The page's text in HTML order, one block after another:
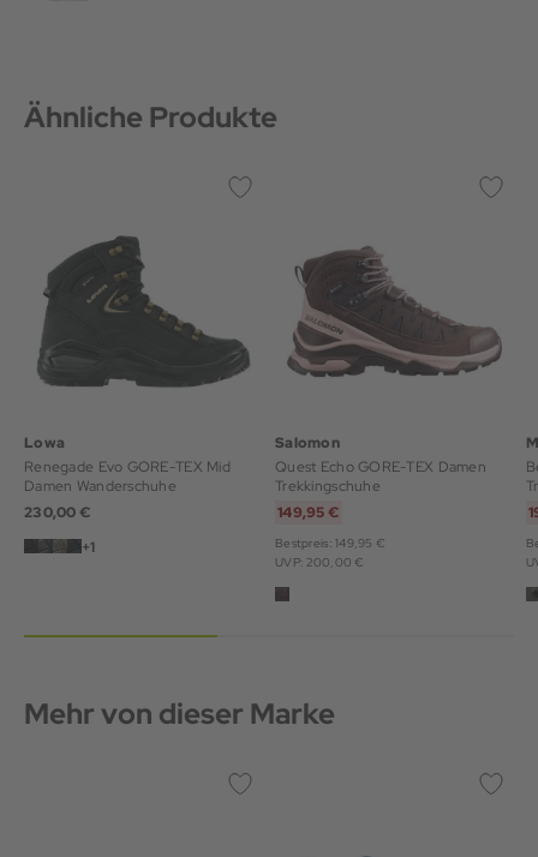
Ähnliche Produkte
Lowa
Renegade Evo GORE-TEX Mid
Damen Wanderschuhe
230,00 €
+1
Salomon
Quest Echo GORE-TEX Damen
Trekkingschuhe
149,95 €
Bestpreis: 149,95 €
UVP: 200,00 €
Mehr von dieser Marke